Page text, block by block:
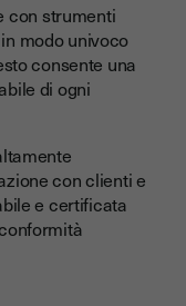
con strumenti
modo univoco
consente una
di ogni
con clienti e
e certificata